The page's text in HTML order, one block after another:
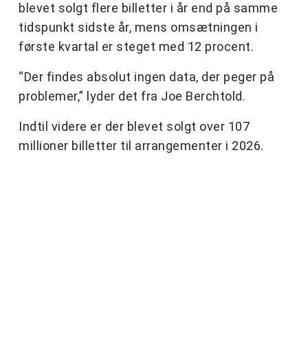
blevet solgt flere billetter i år end på samme
tidspunkt sidste år, mens omsætningen i
første kvartal er steget med 12 procent.
“Der findes absolut ingen data, der peger på
problemer,” lyder det fra Joe Berchtold.
Indtil videre er der blevet solgt over 107
millioner billetter til arrangementer i 2026.